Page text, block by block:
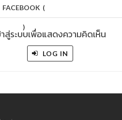
FACEBOOK (
)
าสู่ระบบเพื่อแสดงความคิดเห็น
LOG IN